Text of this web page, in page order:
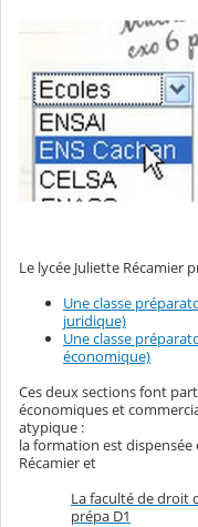
Le lycée Juliette Récamier
Une classe
juridique)
Une classe
économique)
Ces deux sections font
économiques et
atypique :
la formation est
Récamier et
La faculté de droit
prépa D1